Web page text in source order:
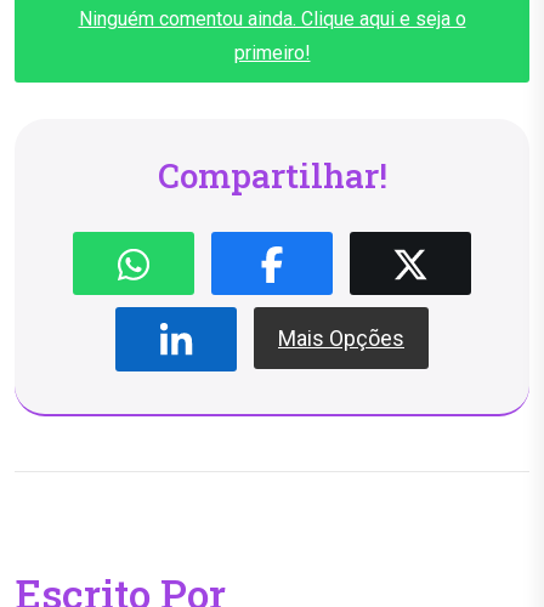
Ninguém comentou ainda. Clique aqui e seja o
primeiro!
Compartilhar!
Mais Opções
Escrito Por